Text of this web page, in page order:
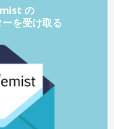
の
を受け取る